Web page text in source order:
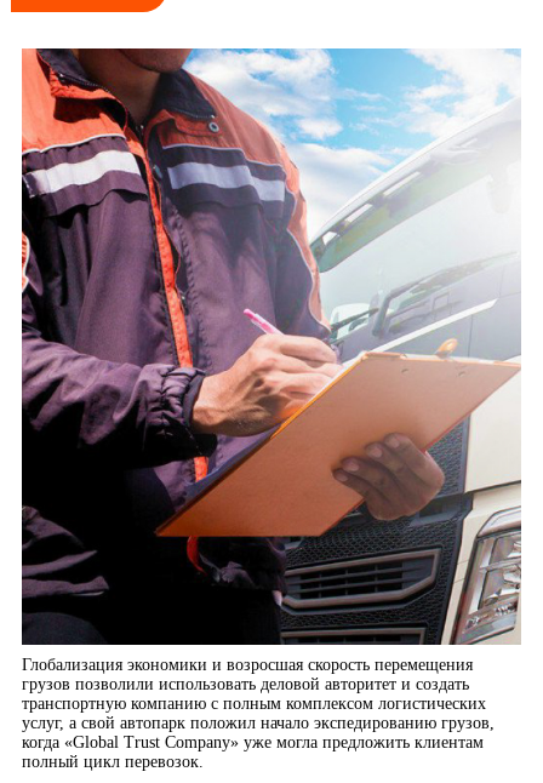
Глобализация экономики и возросшая скорость перемещения
грузов позволили использовать деловой авторитет и создать
транспортную компанию с полным комплексом логистических
услуг, а свой автопарк положил начало экспедированию грузов,
когда «Global Trust Company» уже могла предложить клиентам
полный цикл перевозок.